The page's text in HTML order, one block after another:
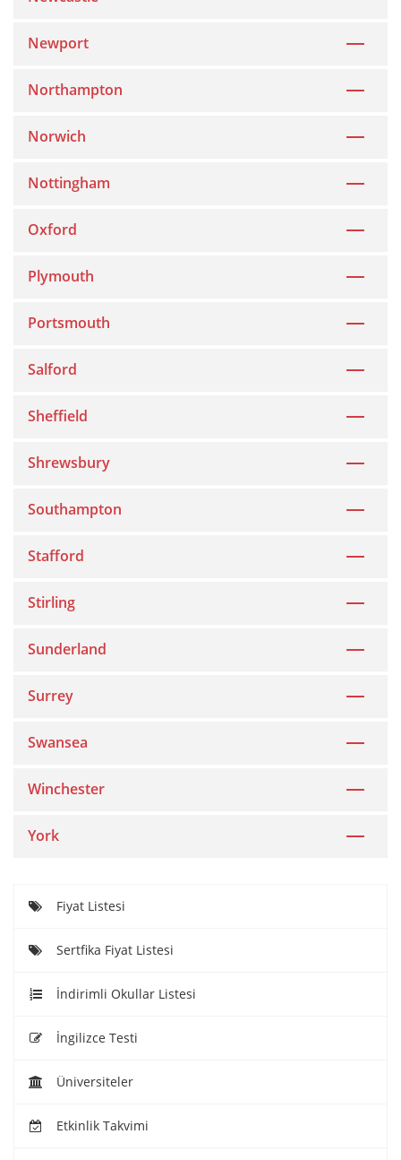
Newport
Northampton
Norwich
Nottingham
Oxford
Plymouth
Portsmouth
Salford
Sheffield
Shrewsbury
Southampton
Stafford
Stirling
Sunderland
Surrey
Swansea
Winchester
York
Fiyat Listesi
Sertfika Fiyat Listesi
İndirimli Okullar Listesi
İngilizce Testi
Üniversiteler
Etkinlik Takvimi